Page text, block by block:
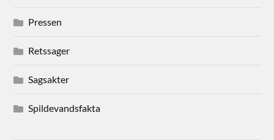
Pressen
Retssager
Sagsakter
Spildevandsfakta